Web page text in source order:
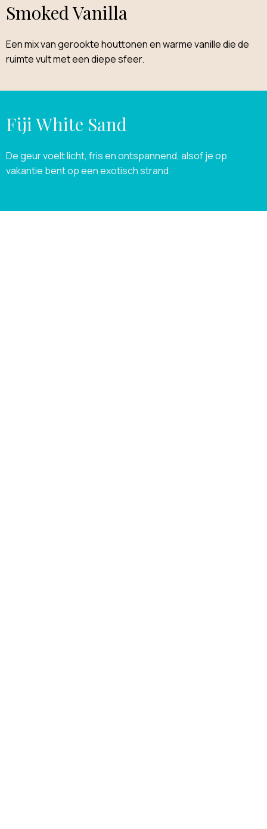
Smoked Vanilla
Een mix van gerookte houttonen en warme vanille die de
ruimte vult met een diepe sfeer.
Fiji White Sand
De geur voelt licht, fris en ontspannend, alsof je op
vakantie bent op een exotisch strand.